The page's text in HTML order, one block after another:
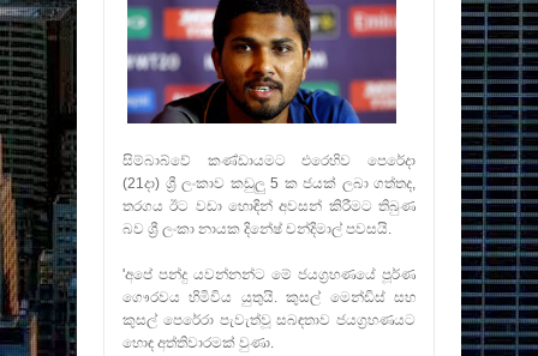
සිම්බාබ්වේ කණ්‌ඩායමට එරෙහිව පෙරේදා
(21දා) ශ්‍රී ලංකාව කඩුලු 5 ක ජයක්‌ ලබා ගත්තද,
තරගය ඊට වඩා හොඳින් අවසන් කිරීමට තිබුණ
බව ශ්‍රී ලංකා නායක දිනේෂ් චන්දිමාල් පවසයි.
'අපේ පන්දු යවන්නන්ට මේ ජයග්‍රහණයේ පූර්ණ
ගෞරවය හිමිවිය යුතුයි. කුසල් මෙන්ඩිස්‌ සහ
කුසල් පෙරේරා පැවැත්වූ සබඳතාව ජයග්‍රහණයට
හොඳ අත්තිවාරමක්‌ වුණා.